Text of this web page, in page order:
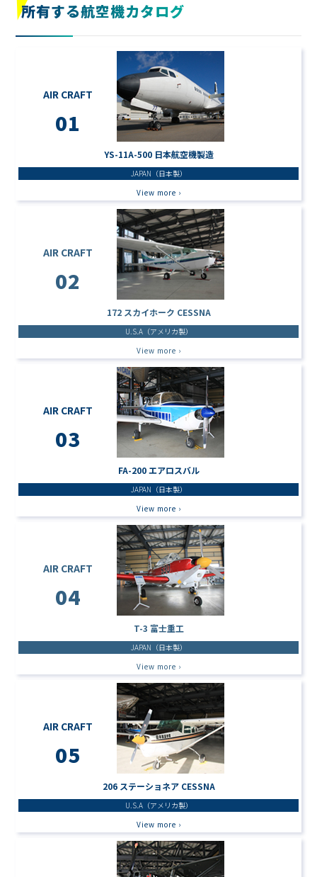
所有する航空機カタログ
AIR CRAFT
01
YS-11A-500 日本航空機製造
JAPAN（日本製）
View more ›
AIR CRAFT
02
172 スカイホーク CESSNA
U.S.A（アメリカ製）
View more ›
AIR CRAFT
03
FA-200 エアロスバル
JAPAN（日本製）
View more ›
AIR CRAFT
04
T-3 富士重工
JAPAN（日本製）
View more ›
AIR CRAFT
05
206 ステーショネア CESSNA
U.S.A（アメリカ製）
View more ›